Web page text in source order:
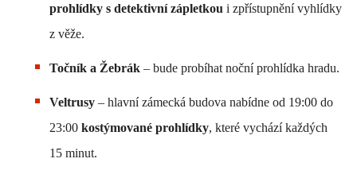
prohlídky s detektivní zápletkou i zpřístupnění vyhlídky
z věže.
Točník a Žebrák – bude probíhat noční prohlídka hradu.
Veltrusy – hlavní zámecká budova nabídne od 19:00 do
23:00 kostýmované prohlídky, které vychází každých
15 minut.